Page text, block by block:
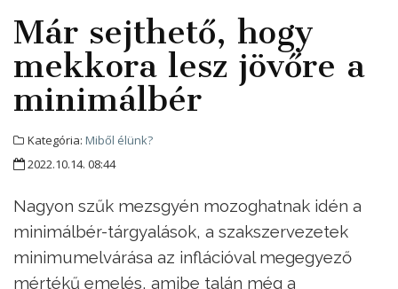
Már sejthető, hogy
mekkora lesz jövőre a
minimálbér
Kategória: Miből élünk?
2022.10.14. 08:44
Nagyon szűk mezsgyén mozoghatnak idén a
minimálbér-tárgyalások, a szakszervezetek
minimumelvárása az inflációval megegyező
mértékű emelés, amibe talán még a